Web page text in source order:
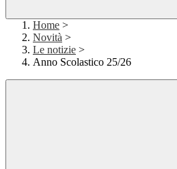
Home >
Novità >
Le notizie >
Anno Scolastico 25/26